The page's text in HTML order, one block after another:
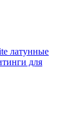
латунные
для